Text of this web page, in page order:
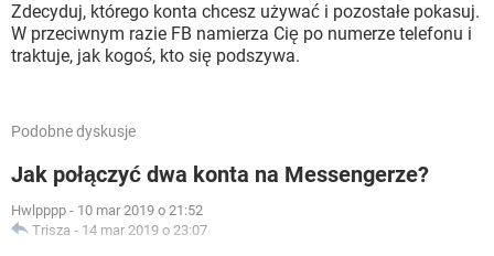
Zdecyduj, którego konta chcesz używać i pozostałe pokasuj.
W przeciwnym razie FB namierza Cię po numerze telefonu i
traktuje, jak kogoś, kto się podszywa.
Podobne dyskusje
Jak połączyć dwa konta na Messengerze?
Hwlpppp - 10 mar 2019 o 21:52
Trisza - 14 mar 2019 o 23:07